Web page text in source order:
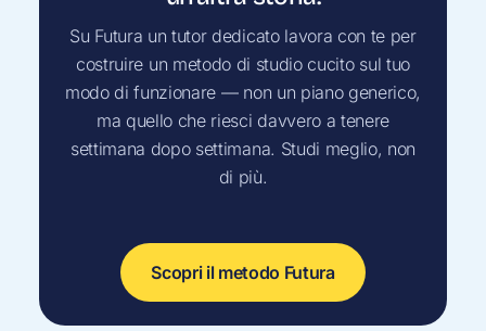
Su Futura un tutor dedicato lavora con te per
costruire un metodo di studio cucito sul tuo
modo di funzionare — non un piano generico,
ma quello che riesci davvero a tenere
settimana dopo settimana. Studi meglio, non
di più.
Scopri il metodo Futura